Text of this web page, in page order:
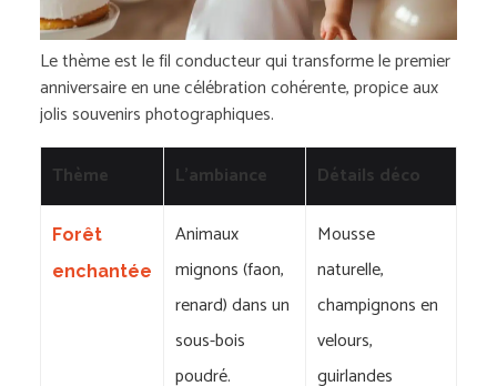
Le thème est le fil conducteur qui transforme le premier
anniversaire en une célébration cohérente, propice aux
jolis souvenirs photographiques.
Thème L’ambiance Détails déco
Forêt
enchantée
Animaux
mignons (faon,
renard) dans un
sous-bois
poudré.
Mousse
naturelle,
champignons en
velours,
guirlandes